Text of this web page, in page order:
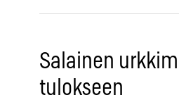
Salainen
tulokseen